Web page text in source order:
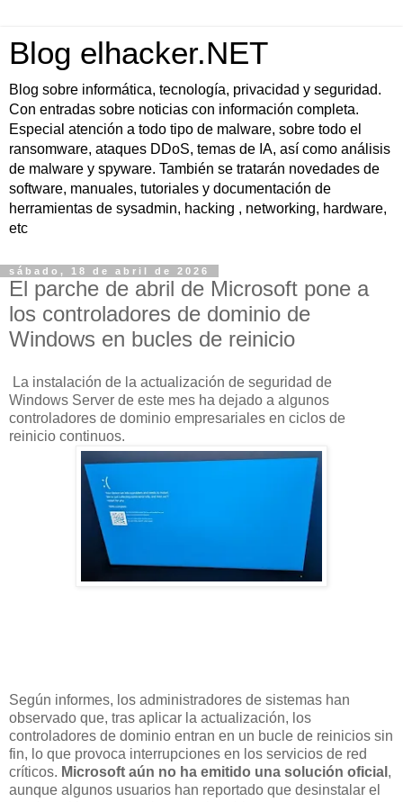
Blog elhacker.NET
Blog sobre informática, tecnología, privacidad y seguridad.
Con entradas sobre noticias con información completa.
Especial atención a todo tipo de malware, sobre todo el
ransomware, ataques DDoS, temas de IA, así como análisis
de malware y spyware. También se tratarán novedades de
software, manuales, tutoriales y documentación de
herramientas de sysadmin, hacking , networking, hardware,
etc
sábado, 18 de abril de 2026
El parche de abril de Microsoft pone a
los controladores de dominio de
Windows en bucles de reinicio
La instalación de la actualización de seguridad de
Windows Server de este mes ha dejado a algunos
controladores de dominio empresariales en ciclos de
reinicio continuos.
Según informes, los administradores de sistemas han
observado que, tras aplicar la actualización, los
controladores de dominio entran en un bucle de reinicios sin
fin, lo que provoca interrupciones en los servicios de red
críticos. Microsoft aún no ha emitido una solución oficial ,
aunque algunos usuarios han reportado que desinstalar el